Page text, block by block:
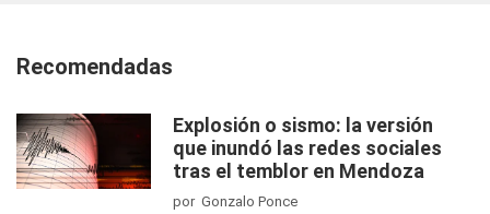
Recomendadas
Explosión o sismo: la versión
que inundó las redes sociales
tras el temblor en Mendoza
por Gonzalo Ponce